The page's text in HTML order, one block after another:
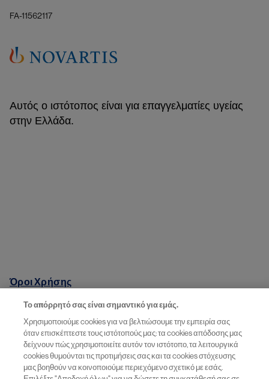
FA-11562117
Αυτός ο ιστότοπος είναι για επαγγελματίες υγείας
στην Ελλάδα.
Όροι Χρήσης
Αναφορά Ανεπιθύμητων Συμβάντων
Αναφορά Παραπόνων Ποιότητας
Το απόρρητό σας είναι σημαντικό για εμάς.
Χρησιμοποιούμε cookies για να βελτιώσουμε την εμπειρία σας
όταν επισκέπτεστε τους ιστότοπούς μας: τα cookies απόδοσης μας
δείχνουν πώς χρησιμοποιείτε αυτόν τον ιστότοπο, τα λειτουργικά
cookies θυμούνται τις προτιμήσεις σας και τα cookies στόχευσης
μας βοηθούν να κοινοποιούμε περιεχόμενο σχετικό με εσάς.